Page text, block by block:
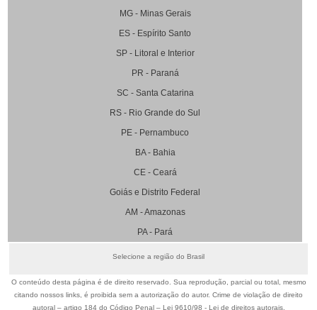
MG - Minas Gerais
ES - Espírito Santo
SP - Litoral e Interior
PR - Paraná
SC - Santa Catarina
RS - Rio Grande do Sul
PE - Pernambuco
BA - Bahia
CE - Ceará
Goiás e Distrito Federal
AM - Amazonas
PA - Pará
Selecione a região do Brasil
O conteúdo desta página é de direito reservado. Sua reprodução, parcial ou total, mesmo
citando nossos links, é proibida sem a autorização do autor. Crime de violação de direito
autoral – artigo 184 do Código Penal – Lei 9610/98 - Lei de direitos autorais.